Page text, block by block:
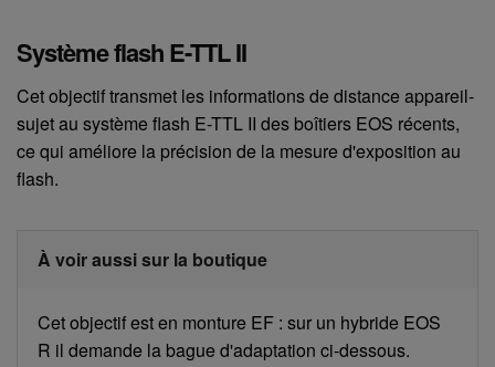
Système flash E-TTL II
Cet objectif transmet les informations de distance appareil-
sujet au système flash E-TTL II des boîtiers EOS récents,
ce qui améliore la précision de la mesure d'exposition au
flash.
À voir aussi sur la boutique
Cet objectif est en monture EF : sur un hybride EOS
R il demande la bague d'adaptation ci-dessous.